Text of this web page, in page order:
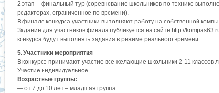
2 этап – финальный тур (соревнование школьников по технике
редакторах, ограниченное по времени).
В финале конкурса участники выполняют работу на собственной
Задание для участников финала публикуется на сайте http://
конкурса будут выполнять задания в режиме реального времени.
5. Участники мероприятия
В конкурсе принимают участие все желающие школьники 2-11
Участие индивидуальное.
Возрастные группы:
— от 7 до 10 лет – младшая группа